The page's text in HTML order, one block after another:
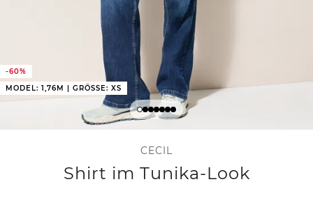
-60%
MODEL: 1,76M | GRÖSSE: XS
CECIL
Shirt im Tunika-Look